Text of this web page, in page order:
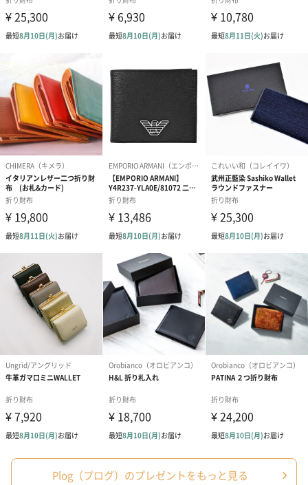
●自然を連想させるフレッシュな印象のグリーン
●品がよく落ち着いた印象のネイビー
上品なパッケージ
ダークグレーにブラックのブランドロゴを入れたスタイリッシュ
な化粧箱に入れてのお届けとなります。
【Plog(プログ）】
「暮らしによりそう 革財布。」
【Plog(プログ）】は2018年に誕生した、今と、ちょっと未来のラ
イフスタイルにフィットする、
新しいお財布を提案していく、財布メーカーのオリジナルブラン
ドです。
ご自分用にも、贈り物としても
Plog（プログ）のプレゼントをもっと見る